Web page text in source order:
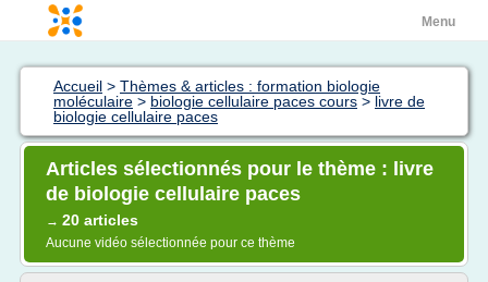
Menu
Accueil > Thèmes & articles : formation biologie
moléculaire > biologie cellulaire paces cours > livre de
biologie cellulaire paces
Articles sélectionnés pour le thème : livre
de biologie cellulaire paces
→ 20 articles
Aucune vidéo sélectionnée pour ce thème